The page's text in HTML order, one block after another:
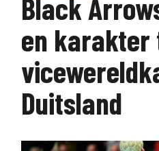
Black
en karakter
Duitsland